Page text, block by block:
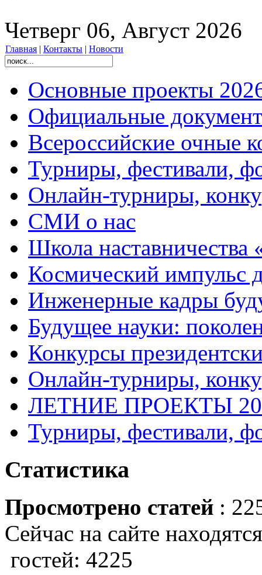
Четверг 06, Август 2026
Главная | Контакты | Новости
Основные проекты
Официальные
Всероссийские очные
Турниры, фестивали,
Онлайн-турниры,
СМИ о нас
Школа
Космический импульс
Инженерные кадры
Будущее науки:
Конкурсы
Онлайн-турниры,
ЛЕТНИЕ ПРОЕКТЫ
Турниры, фестивали,
Статистика
Просмотрено статей :
Сейчас на сайте
гостей: 4225